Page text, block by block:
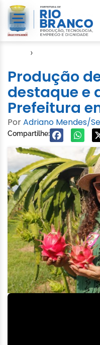
›
Produção
destaque e
Prefeitura
PorAdriano Mendes/
Compartilhe: